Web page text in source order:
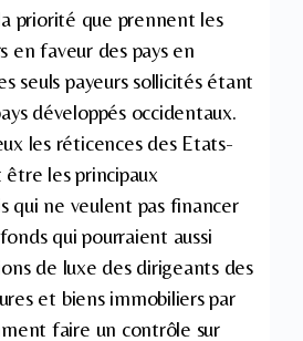
priorité que prennent les
en faveur des pays en
seuls payeurs sollicités étant
développés occidentaux.
les réticences des Etats-
les principaux
qui ne veulent pas financer
qui pourraient aussi
de luxe des dirigeants des
et biens immobiliers par
faire un contrôle sur